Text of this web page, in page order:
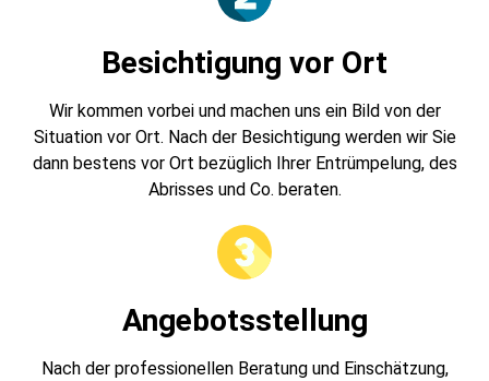
Besichtigung vor Ort
Wir kommen vorbei und machen uns ein Bild von der
Situation vor Ort. Nach der Besichtigung werden wir Sie
dann bestens vor Ort bezüglich Ihrer Entrümpelung, des
Abrisses und Co. beraten.
Angebotsstellung
Nach der professionellen Beratung und Einschätzung,